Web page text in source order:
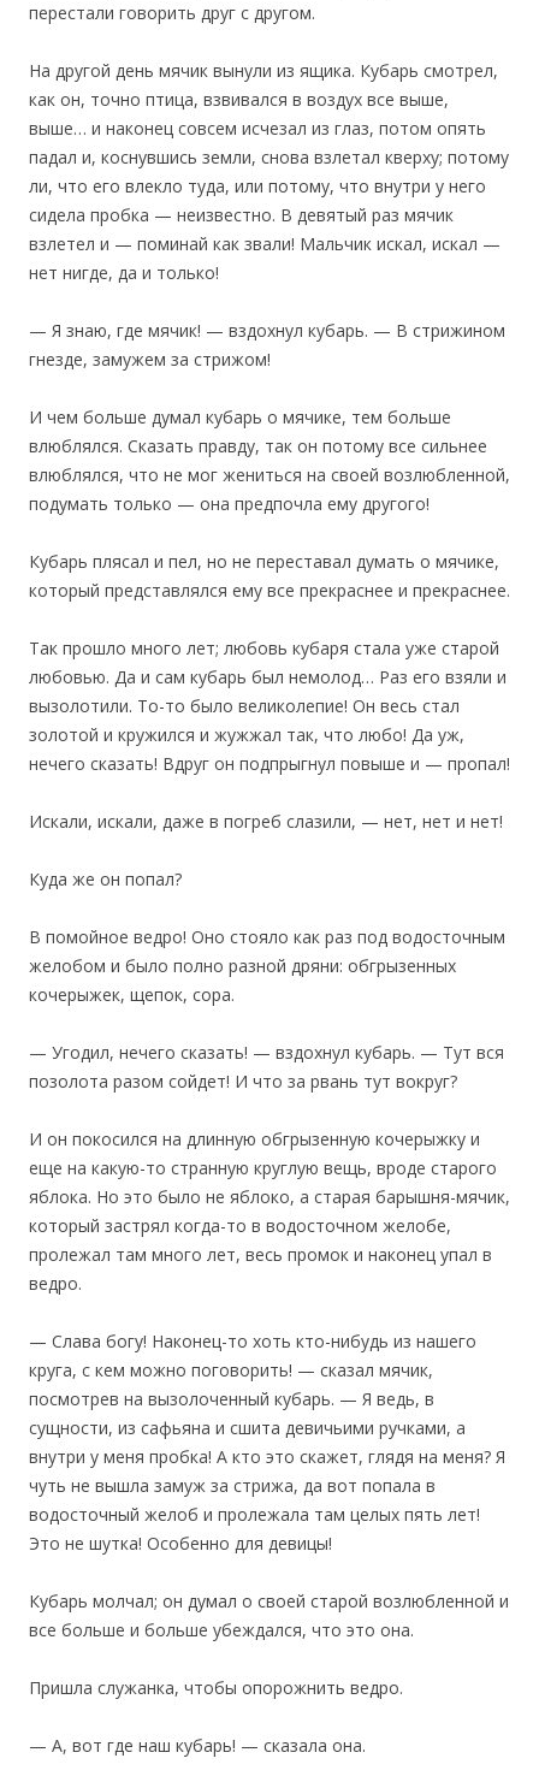
перестали говорить друг с другом.
На другой день мячик вынули из ящика. Кубарь смотрел,
как он, точно птица, взвивался в воздух все выше,
выше… и наконец совсем исчезал из глаз, потом опять
падал и, коснувшись земли, снова взлетал кверху; потому
ли, что его влекло туда, или потому, что внутри у него
сидела пробка — неизвестно. В девятый раз мячик
взлетел и — поминай как звали! Мальчик искал, искал —
нет нигде, да и только!
— Я знаю, где мячик! — вздохнул кубарь. — В стрижином
гнезде, замужем за стрижом!
И чем больше думал кубарь о мячике, тем больше
влюблялся. Сказать правду, так он потому все сильнее
влюблялся, что не мог жениться на своей возлюбленной,
подумать только — она предпочла ему другого!
Кубарь плясал и пел, но не переставал думать о мячике,
который представлялся ему все прекраснее и прекраснее.
Так прошло много лет; любовь кубаря стала уже старой
любовью. Да и сам кубарь был немолод… Раз его взяли и
вызолотили. То-то было великолепие! Он весь стал
золотой и кружился и жужжал так, что любо! Да уж,
нечего сказать! Вдруг он подпрыгнул повыше и — пропал!
Искали, искали, даже в погреб слазили, — нет, нет и нет!
Куда же он попал?
В помойное ведро! Оно стояло как раз под водосточным
желобом и было полно разной дряни: обгрызенных
кочерыжек, щепок, сора.
— Угодил, нечего сказать! — вздохнул кубарь. — Тут вся
позолота разом сойдет! И что за рвань тут вокруг?
И он покосился на длинную обгрызенную кочерыжку и
еще на какую-то странную круглую вещь, вроде старого
яблока. Но это было не яблоко, а старая барышня-мячик,
который застрял когда-то в водосточном желобе,
пролежал там много лет, весь промок и наконец упал в
ведро.
— Слава богу! Наконец-то хоть кто-нибудь из нашего
круга, с кем можно поговорить! — сказал мячик,
посмотрев на вызолоченный кубарь. — Я ведь, в
сущности, из сафьяна и сшита девичьими ручками, а
внутри у меня пробка! А кто это скажет, глядя на меня? Я
чуть не вышла замуж за стрижа, да вот попала в
водосточный желоб и пролежала там целых пять лет!
Это не шутка! Особенно для девицы!
Кубарь молчал; он думал о своей старой возлюбленной и
все больше и больше убеждался, что это она.
Пришла служанка, чтобы опорожнить ведро.
— А, вот где наш кубарь! — сказала она.